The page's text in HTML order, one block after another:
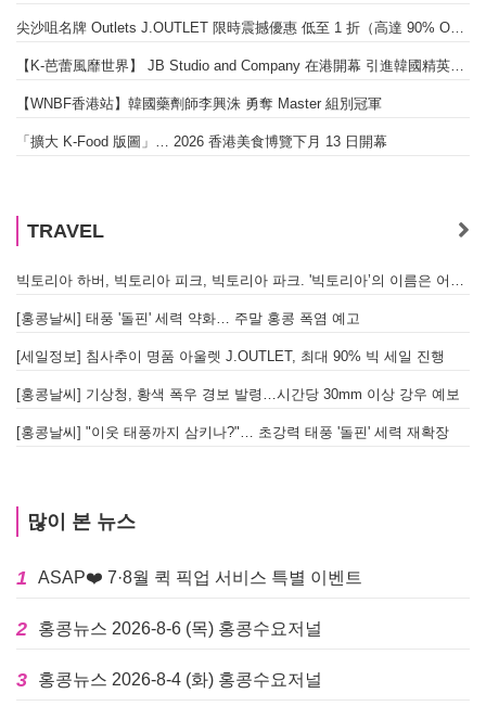
尖沙咀名牌 Outlets J.OUTLET 限時震撼優惠 低至 1 折（高達 90% OFF）
【K-芭蕾風靡世界】 JB Studio and Company 在港開幕 引進韓國精英芭蕾教育系統
【WNBF香港站】韓國藥劑師李興洙 勇奪 Master 組別冠軍
「擴大 K-Food 版圖」… 2026 香港美食博覽下月 13 日開幕
TRAVEL
빅토리아 하버, 빅토리아 피크, 빅토리아 파크. '빅토리아’의 이름은 어떻게 온 걸까? - [이승권 원장의 생활칼럼]
[홍콩날씨] 태풍 '돌핀' 세력 약화… 주말 홍콩 폭염 예고
[세일정보] 침사추이 명품 아울렛 J.OUTLET, 최대 90% 빅 세일 진행
[홍콩날씨] 기상청, 황색 폭우 경보 발령…시간당 30mm 이상 강우 예보
[홍콩날씨] "이웃 태풍까지 삼키나?"… 초강력 태풍 '돌핀' 세력 재확장
많이 본 뉴스
1 ASAP❤️ 7·8월 퀵 픽업 서비스 특별 이벤트
2 홍콩뉴스 2026-8-6 (목) 홍콩수요저널
3 홍콩뉴스 2026-8-4 (화) 홍콩수요저널